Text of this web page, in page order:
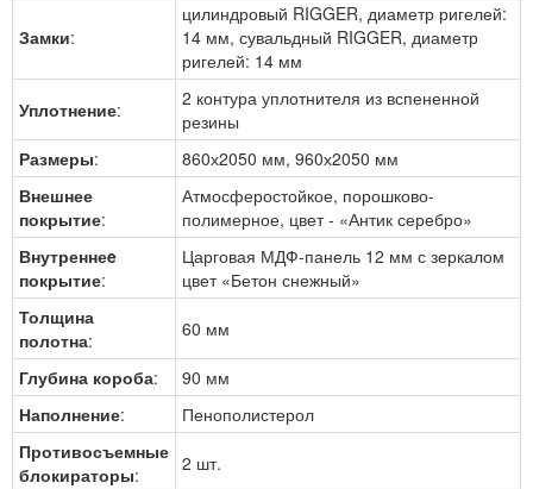
Замки:
цилиндровый RIGGER, диаметр ригелей:
14 мм, сувальдный RIGGER, диаметр
ригелей: 14 мм
Уплотнение:
2 контура уплотнителя из вспененной
резины
Размеры:
860х2050 мм, 960х2050 мм
Внешнее
покрытие:
Атмосферостойкое, порошково-
полимерное, цвет - «Антик серебро»
Внутреннеe
покрытие:
Царговая МДФ-панель 12 мм с зеркалом
цвет «Бетон снежный»
Толщина
полотна: 60 мм
Глубина короба:
90 мм
Наполнение:
Пенополистерол
Противосъемные
блокираторы: 2 шт.